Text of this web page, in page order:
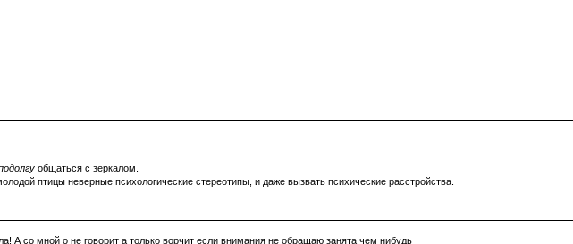
общаться с зеркалом.
птицы неверные психологические стереотипы, и даже вызвать психические расстройства.
А со мной о не говорит а только ворчит если внимания не обращаю занята чем нибудь